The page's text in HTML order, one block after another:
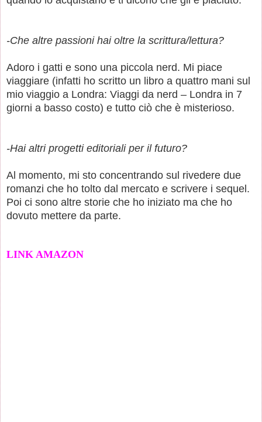
-Che altre passioni hai oltre la scrittura/lettura?
Adoro i gatti e sono una piccola nerd. Mi piace
viaggiare (infatti ho scritto un libro a quattro mani sul
mio viaggio a Londra: Viaggi da nerd – Londra in 7
giorni a basso costo) e tutto ciò che è misterioso.
-Hai altri progetti editoriali per il futuro?
Al momento, mi sto concentrando sul rivedere due
romanzi che ho tolto dal mercato e scrivere i sequel.
Poi ci sono altre storie che ho iniziato ma che ho
dovuto mettere da parte.
LINK AMAZON